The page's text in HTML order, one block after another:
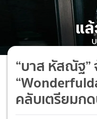
“บาส หัสณัฐ”
คลับเตรียมก